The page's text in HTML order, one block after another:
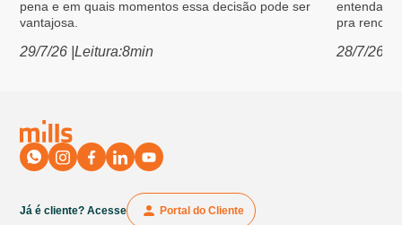
pena e em quais momentos essa decisão pode ser
vantajosa.
29/7/26 |Leitura:8min
entenda
pra
28/7/26
Já é cliente? Acesse Portal do Cliente